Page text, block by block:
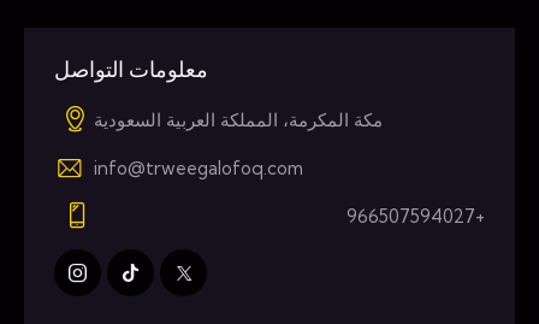
معلومات التواصل
مكة المكرمة، المملكة العربية السعودية
info@trweegalofoq.com
+966507594027